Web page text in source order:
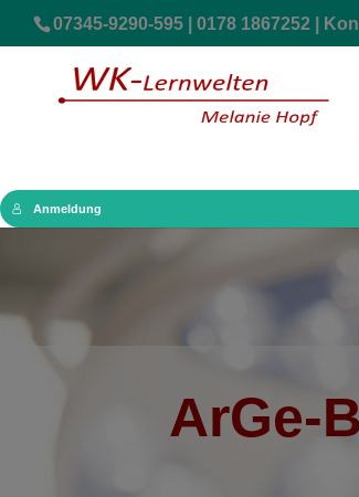
07345-9290-595 | 0178 1867252 |
Anmeldung
ArGe-